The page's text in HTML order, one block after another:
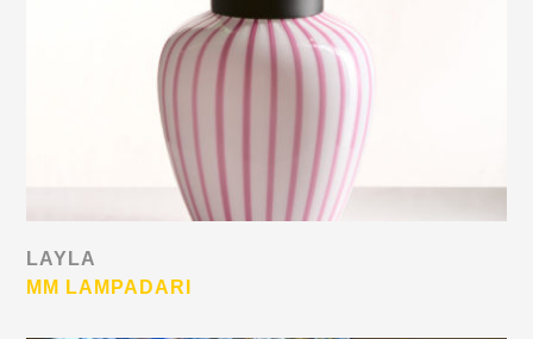
LAYLA
MM LAMPADARI